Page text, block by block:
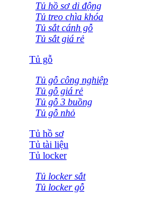
Tủ hồ sơ di động
Tủ treo chìa khóa
Tủ sắt cánh gỗ
Tủ sắt giá rẻ
Tủ gỗ
Tủ gỗ công nghiệp
Tủ gỗ giá rẻ
Tủ gỗ 3 buồng
Tủ gỗ nhỏ
Tủ hồ sơ
Tủ tài liệu
Tủ locker
Tủ locker sắt
Tủ locker gỗ